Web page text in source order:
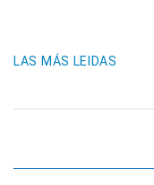
LAS MÁS LEIDAS